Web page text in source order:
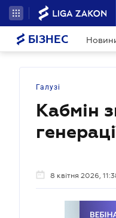
БІЗНЕС
Галузі
Кабмін
8 квітня 2026,